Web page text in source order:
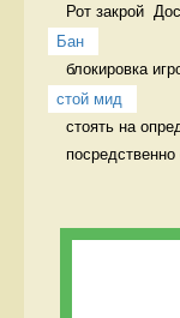
Рот закрой
Бан
блокировка
стой мид
стоять на